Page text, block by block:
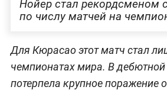
Нойер стал рекордсменом
по числу матчей на
Для Кюрасао этот матч стал
чемпионатах мира. В
потерпела крупное поражение